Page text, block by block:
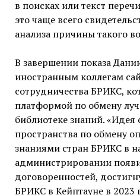
в поисках или текст
это чаще всего
анализа причины такого
В завершении показа
иностранным коллегам
сотрудничества БРИКС,
платформой по обмену
библиотеке знаний. «Идея
пространства по обмену
знаниями стран БРИКС в
администрировании
договоренностей,
БРИКС в Кейптауне в 2023